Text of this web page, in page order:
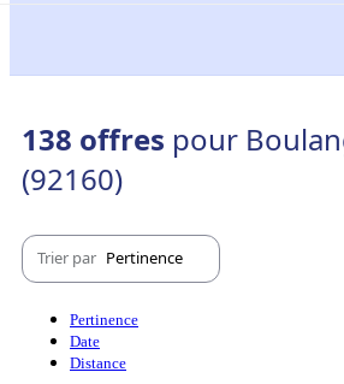
138 offres pour
(92160)
Trier par Pertinence
Pertinence
Date
Distance